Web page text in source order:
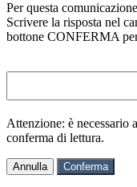
Per questa
Scrivere la risposta nel
bottone CONFERMA
Attenzione: è necessario
conferma di lettura.
Annulla Conferma